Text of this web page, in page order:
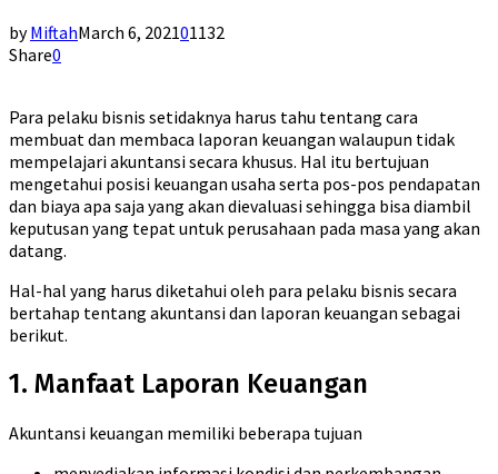
byMiftahMarch 6, 202101132
Share0
Para pelaku bisnis setidaknya harus tahu tentang cara
membuat dan membaca laporan keuangan walaupun tidak
mempelajari akuntansi secara khusus. Hal itu bertujuan
mengetahui posisi keuangan usaha serta pos-pos pendapatan
dan biaya apa saja yang akan dievaluasi sehingga bisa diambil
keputusan yang tepat untuk perusahaan pada masa yang akan
datang.
Hal-hal yang harus diketahui oleh para pelaku bisnis secara
bertahap tentang akuntansi dan laporan keuangan sebagai
berikut.
1. Manfaat Laporan Keuangan
Akuntansi keuangan memiliki beberapa tujuan